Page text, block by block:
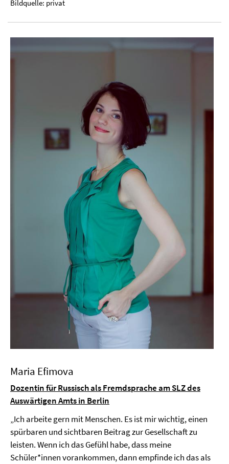
Bildquelle: privat
Maria Efimova
Dozentin für Russisch als Fremdsprache am SLZ des
Auswärtigen Amts in Berlin
„Ich arbeite gern mit Menschen. Es ist mir wichtig, einen
spürbaren und sichtbaren Beitrag zur Gesellschaft zu
leisten. Wenn ich das Gefühl habe, dass meine
Schüler*innen vorankommen, dann empfinde ich das als